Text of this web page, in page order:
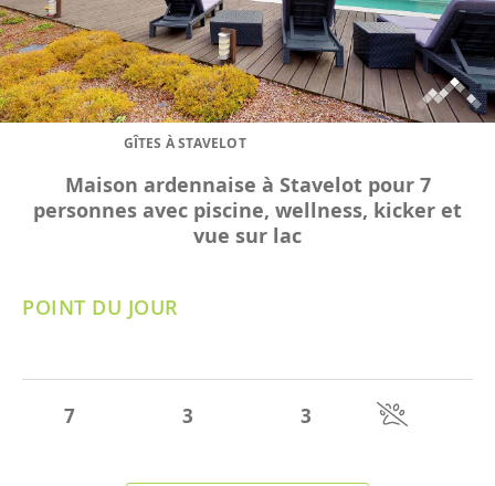
GÎTES À STAVELOT
Maison ardennaise à Stavelot pour 7
personnes avec piscine, wellness, kicker et
vue sur lac
POINT DU JOUR
7 3 3